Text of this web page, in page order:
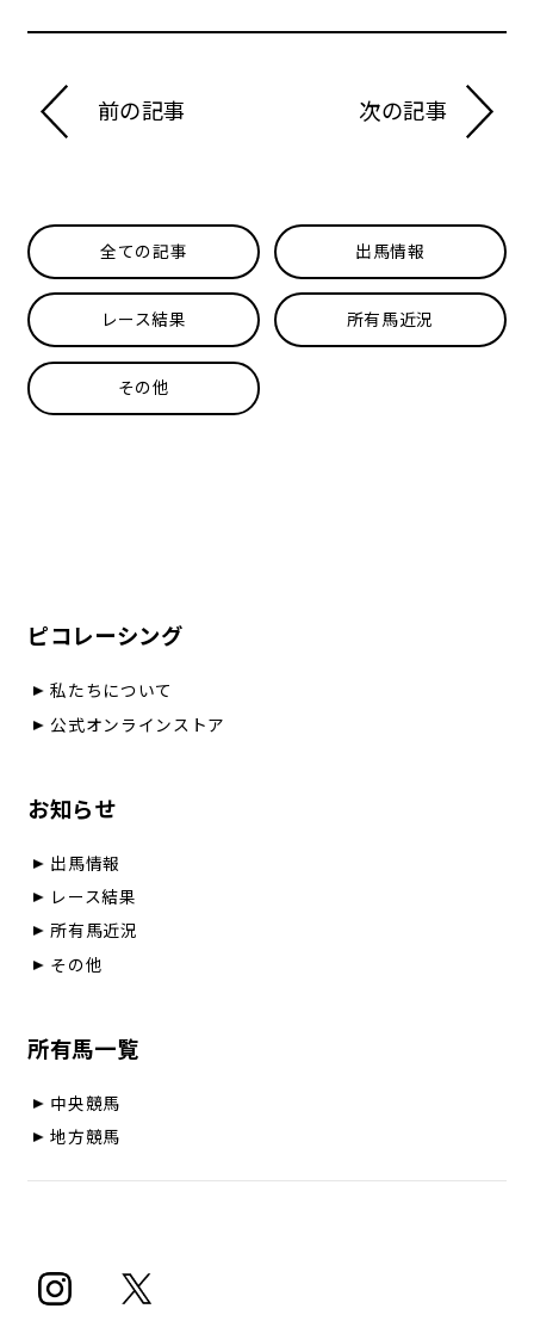
前の記事 次の記事
全ての記事 出馬情報
レース結果 所有馬近況
その他
ピコレーシング
私たちについて
公式オンラインストア
お知らせ
出馬情報
レース結果
所有馬近況
その他
所有馬一覧
中央競馬
地方競馬